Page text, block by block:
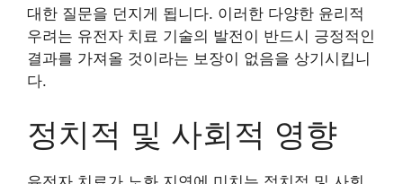
대한 질문을 던지게 됩니다. 이러한 다양한 윤리적
우려는 유전자 치료 기술의 발전이 반드시 긍정적인
결과를 가져올 것이라는 보장이 없음을 상기시킵니
다.
정치적 및 사회적 영향